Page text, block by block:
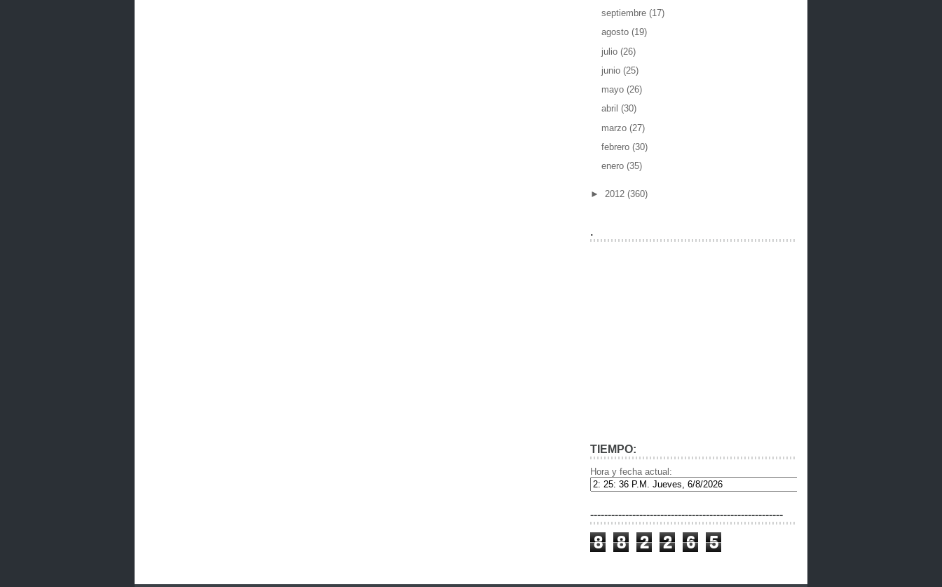
septiembre (17)
agosto (19)
julio (26)
junio (25)
mayo (26)
abril (30)
marzo (27)
febrero (30)
enero (35)
► 2012 (360)
.
TIEMPO:
Hora y fecha actual:
-------------------------------------------------------
8 8 2 2 6 5